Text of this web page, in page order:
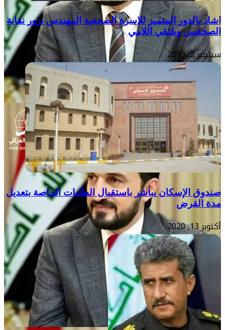
اشاد بالدور المتميز للاسرة الصحفية المهندس يزور نقابة
الصحفيين ويلتقي اللامي
سبتمبر 2, 2019
صندوق الإسكان يباشر باستقبال الطلبات الخاصة بتعديل
مدة القرض
أكتوبر 13, 2020